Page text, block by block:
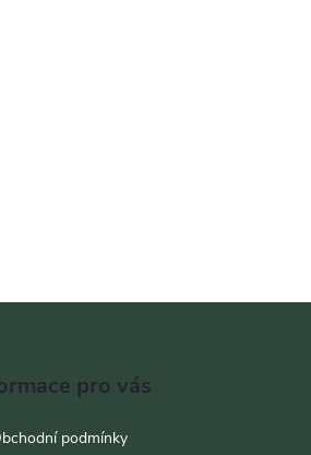
pro vás
podmínky